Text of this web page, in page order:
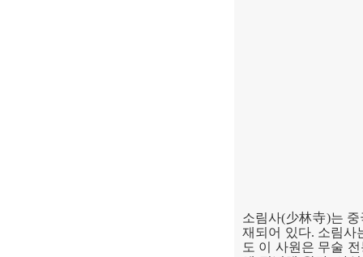
소림사(少林寺)는 중
재되어 있다. 소림사
도 이 사원은 무술